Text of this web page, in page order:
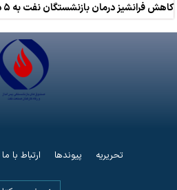
کاهش فرانشیز درمان بازنشستگان نفت به ۵ درصد
تحریریه پیوندها ارتباط با ما